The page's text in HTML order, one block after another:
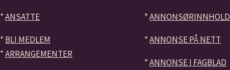
*ANSATTE
* BLI MEDLEM
*ARRANGEMENTER
*ANNONSØRINNHOLD
*ANNONSE PÅ NETT
*ANNONSE I FAGBLAD